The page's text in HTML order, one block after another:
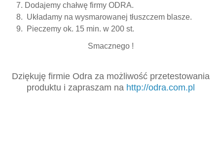
Dodajemy chałwę firmy ODRA.
Układamy na wysmarowanej tłuszczem blasze.
Pieczemy ok. 15 min. w 200 st.
Smacznego !
Dziękuję firmie Odra za możliwość przetestowania
produktu i zapraszam na http://odra.com.pl